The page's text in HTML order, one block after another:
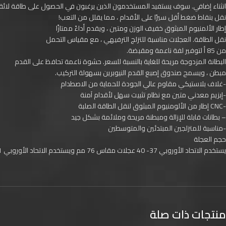
انثناء إضافي. سوف يستفيد المستخدمون الذين يرغبون في الحصول على طاقة
نقل بنقاط ضغط أقل سيرًا على الأقدام ، مما يقلل من التعب!
إطار الألمنيوم المبثوق خفيف الوزن ومتين ، ويقدم أداءً ممتازًا
نقل الطاقة. العجلات مناسبة للتزلج الترفيهي ، مع مقياس التحمل
من 85 أ لتوفير لفة ناعمة ومقبضة.
البطانة المزدوجة مريحة للغاية بالنسبة للسعر. حشوة ناعمة تحافظ على القدم
مبطن ، ويسمح صندوق إصبع القدم النيوبرين بسهولة التركيب.
-غلاف بلاستيكي مقاوم عالي الجودة للحماية من الاصطدام
-إبزيم معدني متين مع نظام تثبيت سهل لأقدام آمنة
-CNC إطار من الألومنيوم المبثوق لنقل الطاقة الصلبة
– بطانات قابلة للإزالة ومبطنة مريحة وملائمة بشكل جيد
-مناسبة للمتزلجين المبتدئين والمتوسطين
حجم العجلة
يستخدم الاتحاد الأوروبي 37- 40 عجلات مقاس 76 مم ويستخدم الاتحاد الأوروبي 41-46 عجلات مقاس 80 مم.
منتجات ذات صلة